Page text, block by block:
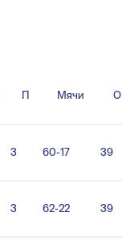
П Мячи О
3 60-17 39
3 62-22 39